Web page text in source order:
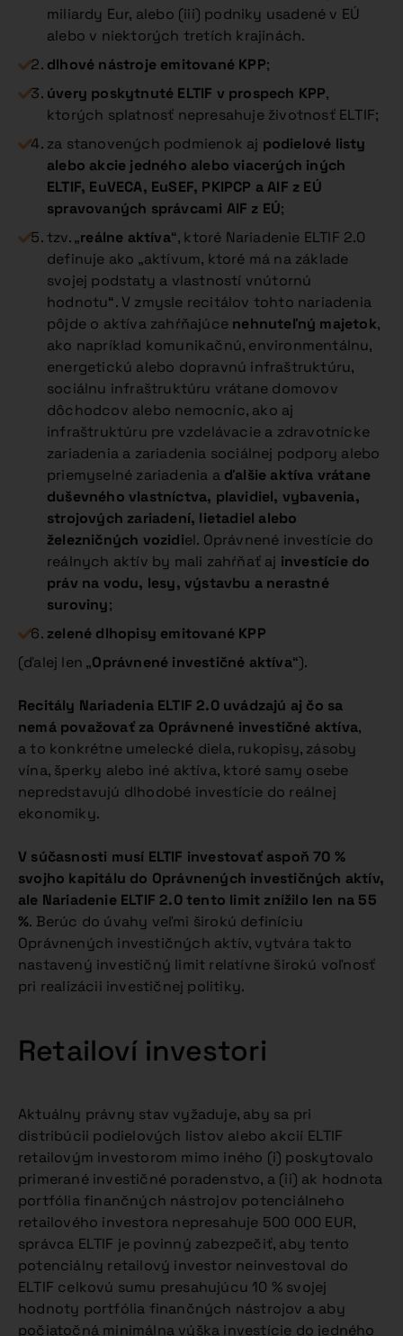
miliardy Eur, alebo (iii) podniky usadené v EÚ
alebo v niektorých tretích krajinách.
dlhové nástroje emitované KPP;
úvery poskytnuté ELTIF v prospech KPP,
ktorých splatnosť nepresahuje životnosť ELTIF;
za stanovených podmienok aj podielové listy
alebo akcie jedného alebo viacerých iných
ELTIF, EuVECA, EuSEF, PKIPCP a AIF z EÚ
spravovaných správcami AIF z EÚ;
tzv. „reálne aktíva“, ktoré Nariadenie ELTIF 2.0
definuje ako „aktívum, ktoré má na základe
svojej podstaty a vlastností vnútornú
hodnotu“. V zmysle recitálov tohto nariadenia
pôjde o aktíva zahŕňajúce nehnuteľný majetok,
ako napríklad komunikačnú, environmentálnu,
energetickú alebo dopravnú infraštruktúru,
sociálnu infraštruktúru vrátane domovov
dôchodcov alebo nemocníc, ako aj
infraštruktúru pre vzdelávacie a zdravotnícke
zariadenia a zariadenia sociálnej podpory alebo
priemyselné zariadenia a ďalšie aktíva vrátane
duševného vlastníctva, plavidiel, vybavenia,
strojových zariadení, lietadiel alebo
železničných vozidiel. Oprávnené investície do
reálnych aktív by mali zahŕňať aj investície do
práv na vodu, lesy, výstavbu a nerastné
suroviny;
zelené dlhopisy emitované KPP
(ďalej len „Oprávnené investičné aktíva“).
Recitály Nariadenia ELTIF 2.0 uvádzajú aj čo sa
nemá považovať za Oprávnené investičné aktíva,
a to konkrétne umelecké diela, rukopisy, zásoby
vína, šperky alebo iné aktíva, ktoré samy osebe
nepredstavujú dlhodobé investície do reálnej
ekonomiky.
V súčasnosti musí ELTIF investovať aspoň 70 %
svojho kapitálu do Oprávnených investičných aktív,
ale Nariadenie ELTIF 2.0 tento limit znížilo len na 55
%. Berúc do úvahy veľmi širokú definíciu
Oprávnených investičných aktív, vytvára takto
nastavený investičný limit relatívne širokú voľnosť
pri realizácii investičnej politiky.
Retailoví investori
Aktuálny právny stav vyžaduje, aby sa pri
distribúcii podielových listov alebo akcií ELTIF
retailovým investorom mimo iného (i) poskytovalo
primerané investičné poradenstvo, a (ii) ak hodnota
portfólia finančných nástrojov potenciálneho
retailového investora nepresahuje 500 000 EUR,
správca ELTIF je povinný zabezpečiť, aby tento
potenciálny retailový investor neinvestoval do
ELTIF celkovú sumu presahujúcu 10 % svojej
hodnoty portfólia finančných nástrojov a aby
počiatočná minimálna výška investície do jedného